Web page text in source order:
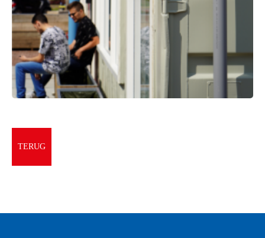
TERUG